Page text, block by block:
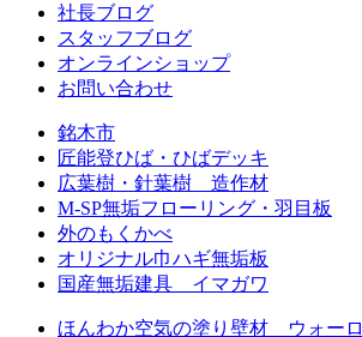
社長ブログ
スタッフブログ
オンラインショップ
お問い合わせ
銘木市
匠能登ひば・ひばデッキ
広葉樹・針葉樹 造作材
M-SP無垢フローリング・羽目板
外のもくかべ
オリジナル巾ハギ無垢板
国産無垢建具 イマガワ
ほんわか空気の塗り壁材 ウォーロ